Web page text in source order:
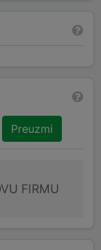
Preuzmi
FIRMU